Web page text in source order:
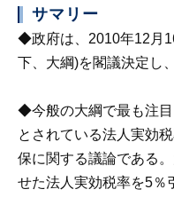
サマリー
◆政府は、2010年12月
下、大綱)を閣議決定し
◆今般の大綱で最も注
とされている法人実効
保に関する議論である
せた法人実効税率を5％